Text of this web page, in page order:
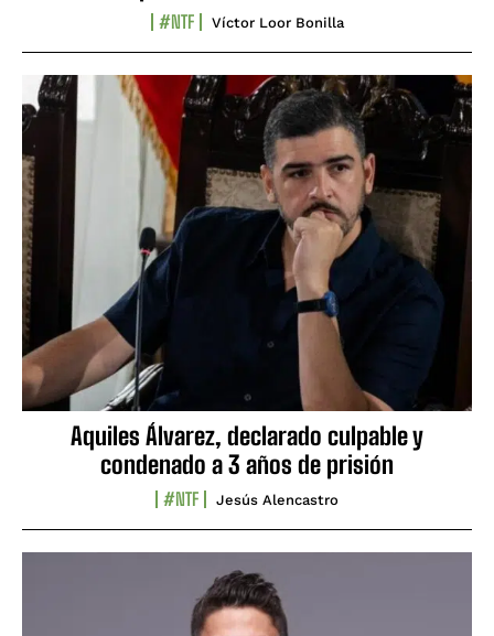
#NTF Víctor Loor Bonilla
Aquiles Álvarez, declarado culpable y
condenado a 3 años de prisión
#NTF Jesús Alencastro